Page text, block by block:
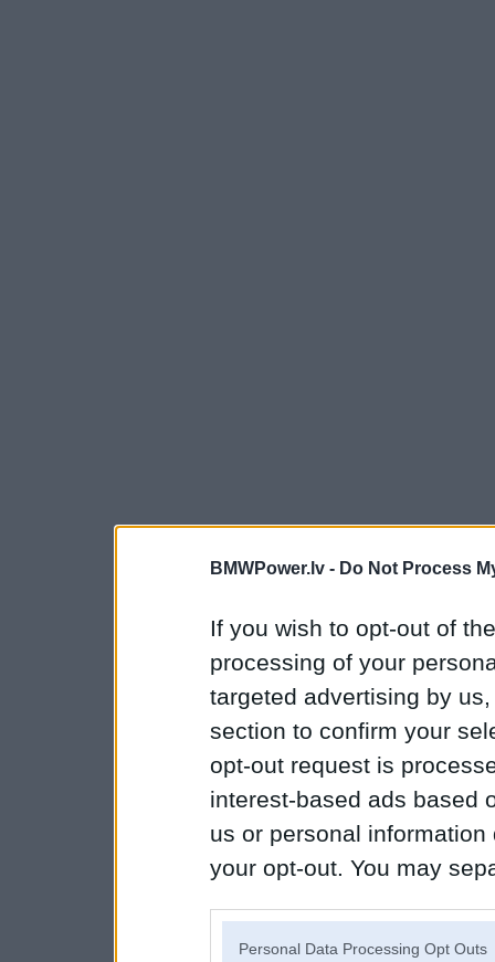
BMWPower.lv - Do Not Process
If you wish to opt-out of
processing of your
targeted advertising by
section to confirm your
opt-out request is
interest-based ads based
us or personal
your opt-out. You may
Personal Data Processing Opt Outs